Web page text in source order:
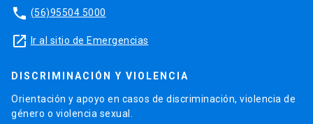
phone (56)95504 5000
launch Ir al sitio de Emergencias
DISCRIMINACIÓN Y VIOLENCIA
Orientación y apoyo en casos de discriminación, violencia de
género o violencia sexual.